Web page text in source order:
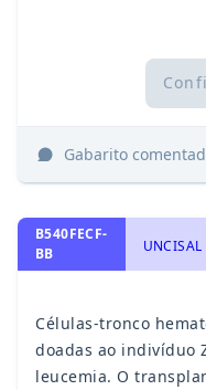
Gabarito
B540FECF-
BB
Células-tronco
doadas ao indivíduo
leucemia. O